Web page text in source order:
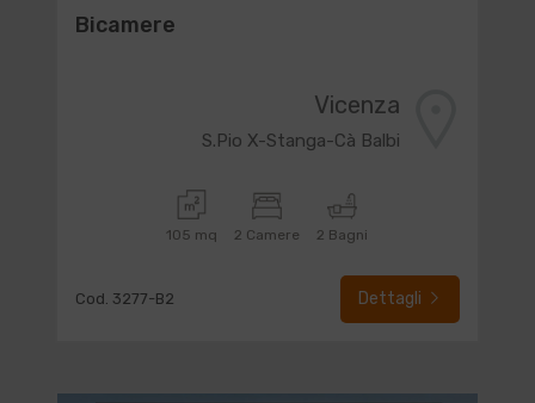
Bicamere
Vicenza
S.Pio X-Stanga-Cà Balbi
105 mq 2 Camere 2 Bagni
Cod. 3277-B2 Dettagli